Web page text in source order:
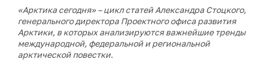
«Арктика сегодня» – цикл статей Александра Стоцкого,
генерального директора Проектного офиса развития
Арктики, в которых анализируются важнейшие тренды
международной, федеральной и региональной
арктической повестки.